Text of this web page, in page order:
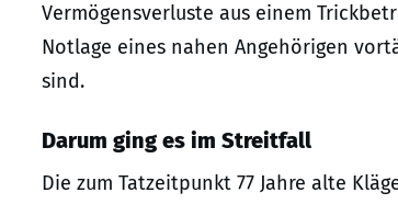
Vermögensverluste aus einem
Notlage eines nahen Angehörigen
sind.
Darum ging es im Streitfall
Die zum Tatzeitpunkt 77 Jahre alte